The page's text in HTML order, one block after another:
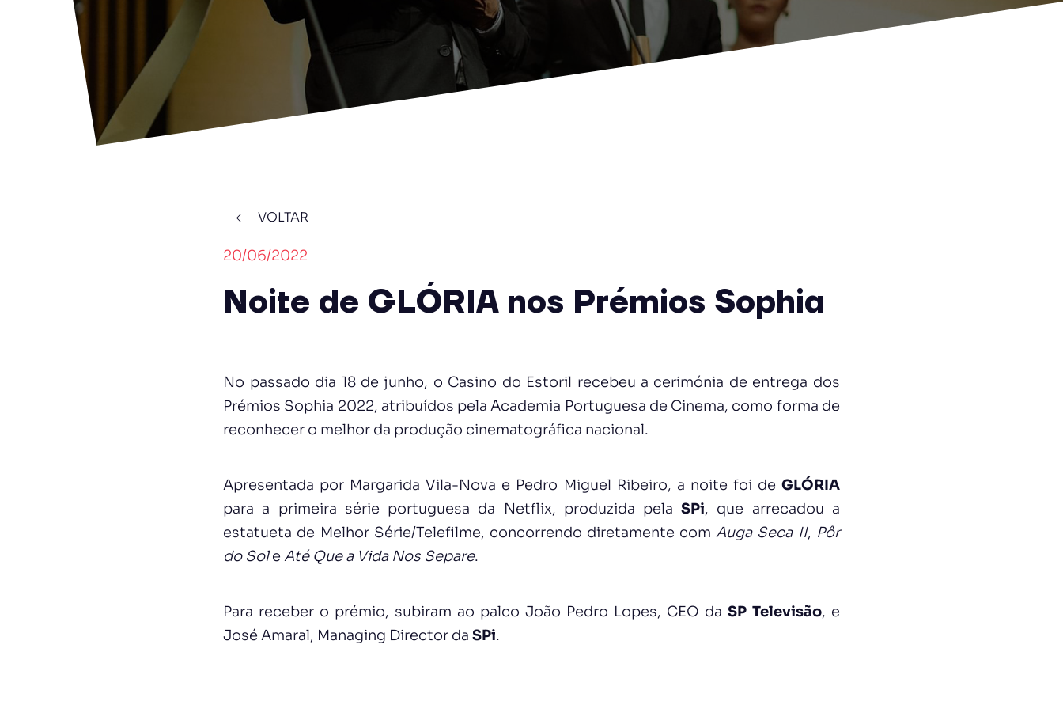
VOLTAR
20/06/2022
Noite de GLÓRIA nos Prémios Sophia
No passado dia 18 de junho, o Casino do Estoril recebeu a cerimónia de entrega dos
Prémios Sophia 2022, atribuídos pela Academia Portuguesa de Cinema, como forma de
reconhecer o melhor da produção cinematográfica nacional.
Apresentada por Margarida Vila-Nova e Pedro Miguel Ribeiro, a noite foi de GLÓRIA
para a primeira série portuguesa da Netflix, produzida pelaSPi, que arrecadou a
estatueta de Melhor Série/Telefilme, concorrendo diretamente comAuga Seca II, Pôr
do SoleAté Que a Vida Nos Separe.
Para receber o prémio, subiram ao palco João Pedro Lopes, CEO da SP Televisão, e
José Amaral, Managing Director daSPi.